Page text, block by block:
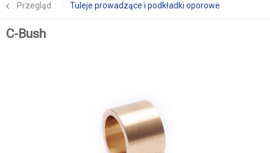
Przegląd Tuleje prowadzące i podkładki oporowe
C-Bush